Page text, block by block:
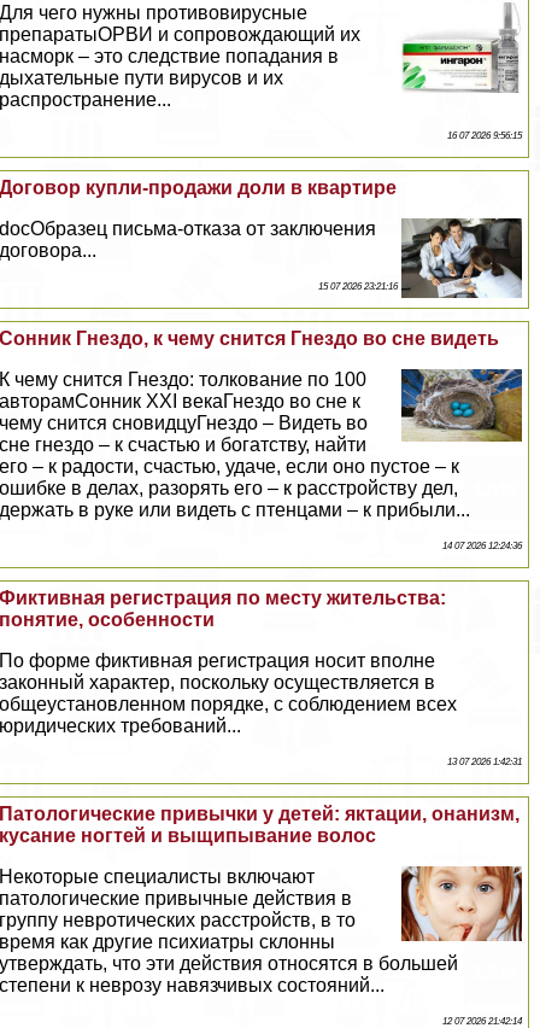
Для чего нужны противовирусные
препаратыОРВИ и сопровождающий их
насморк – это следствие попадания в
дыхательные пути вирусов и их
распространение...
16 07 2026 9:56:15
Договор купли-продажи доли в квартире
docОбразец письма-отказа от заключения
договора...
15 07 2026 23:21:16
Сонник Гнездо, к чему снится Гнездо во сне видеть
К чему снится Гнездо: толкование по 100
авторамСонник XXI векаГнездо во сне к
чему снится сновидцуГнездо – Видеть во
сне гнездо – к счастью и богатству, найти
его – к радости, счастью, удаче, если оно пустое – к
ошибке в делах, разорять его – к расстройству дел,
держать в руке или видеть с птенцами – к прибыли...
14 07 2026 12:24:36
Фиктивная регистрация по месту жительства:
понятие, особенности
По форме фиктивная регистрация носит вполне
законный хаpaктер, поскольку осуществляется в
общеустановленном порядке, с соблюдением всех
юридических требований...
13 07 2026 1:42:31
Патологические привычки у детей: яктации, oнaнизм,
кусание ногтей и выщипывание волос
Некоторые специалисты включают
патологические привычные действия в
группу невротических расстройств, в то
время как другие психиатры склонны
утверждать, что эти действия относятся в большей
степени к неврозу навязчивых состояний...
12 07 2026 21:42:14